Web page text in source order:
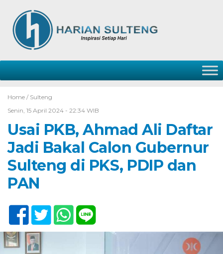
Home / Sulteng
Senin, 15 April 2024 - 22:34 WIB
Usai PKB, Ahmad Ali Daftar
Jadi Bakal Calon Gubernur
Sulteng di PKS, PDIP dan
PAN